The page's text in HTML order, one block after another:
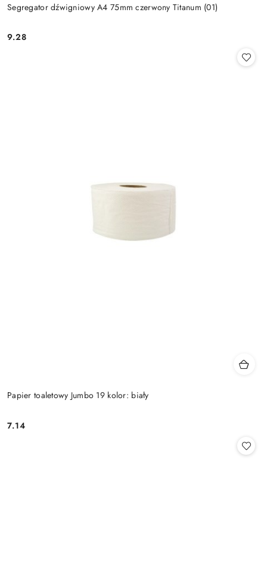
Segregator dźwigniowy A4 75mm czerwony Titanum (01)
Cena:
9.28
Papier toaletowy Jumbo 19 kolor: biały
Cena:
7.14